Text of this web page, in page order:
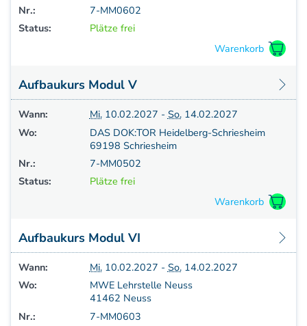
Nr.:
7-MM0602
Status:
Plätze frei
Aufbaukurs Modul V
Wann: Mi.10.02.2027 - So.14.02.2027
Wo:
DAS DOK:TOR Heidelberg-Schriesheim
69198 Schriesheim
Nr.:
7-MM0502
Status:
Plätze frei
Aufbaukurs Modul VI
Wann: Mi.10.02.2027 - So.14.02.2027
Wo:
MWE Lehrstelle Neuss
41462 Neuss
Nr.:
7-MM0603